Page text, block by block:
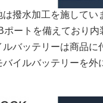
撥水加工を施してい
ポートを備えており内
バッテリーは商品に
イルバッテリーを外